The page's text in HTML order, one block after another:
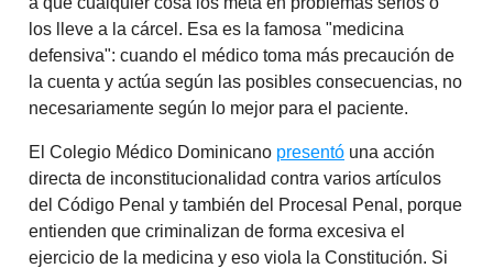
los lleve a la cárcel. Esa es la famosa "medicina
defensiva": cuando el médico toma más precaución de
la cuenta y actúa según las posibles consecuencias, no
necesariamente según lo mejor para el paciente.
El Colegio Médico Dominicano presentó una acción
directa de inconstitucionalidad contra varios artículos
del Código Penal y también del Procesal Penal, porque
entienden que criminalizan de forma excesiva el
ejercicio de la medicina y eso viola la Constitución. Si